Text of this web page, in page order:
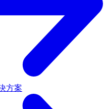
方案